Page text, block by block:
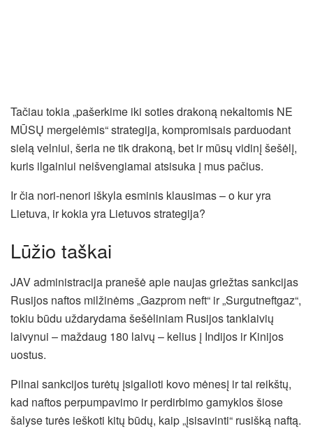
Tačiau tokia „pašerkime iki soties drakoną nekaltomis NE
MŪSŲ mergelėmis“ strategija, kompromisais parduodant
sielą velniui, šeria ne tik drakoną, bet ir mūsų vidinį šešėlį,
kuris ilgainiui neišvengiamai atsisuka į mus pačius.
Ir čia nori-nenori iškyla esminis klausimas – o kur yra
Lietuva, ir kokia yra Lietuvos strategija?
Lūžio taškai
JAV administracija pranešė apie naujas griežtas sankcijas
Rusijos naftos milžinėms „Gazprom neft“ ir „Surgutneftgaz“,
tokiu būdu uždarydama šešėliniam Rusijos tanklaivių
laivynui – maždaug 180 laivų – kelius į Indijos ir Kinijos
uostus.
Pilnai sankcijos turėtų įsigalioti kovo mėnesį ir tai reikštų,
kad naftos perpumpavimo ir perdirbimo gamyklos šiose
šalyse turės ieškoti kitų būdų, kaip „įsisavinti“ rusišką naftą.